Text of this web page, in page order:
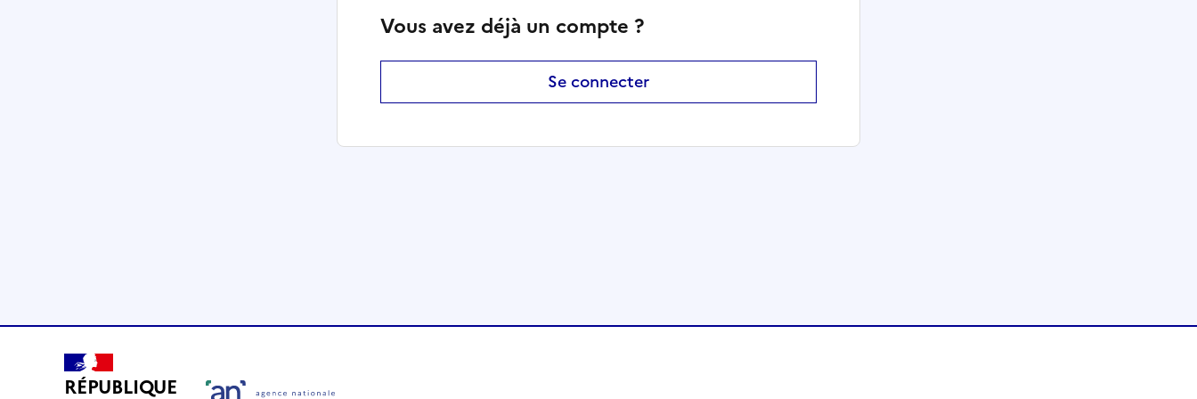
Vous avez déjà un compte ?
Se connecter
RÉPUBLIQUE